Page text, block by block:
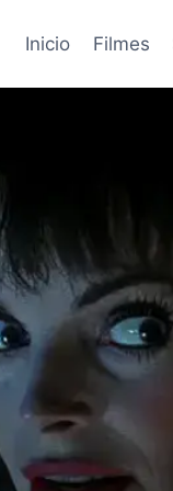
Inicio Filmes